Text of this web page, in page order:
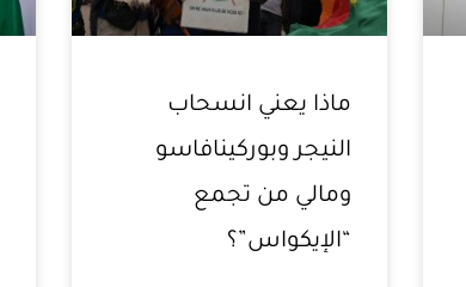
ماذا يعني انسحاب
النيجر وبوركينافاسو
ومالي من تجمع
“الإيكواس”؟